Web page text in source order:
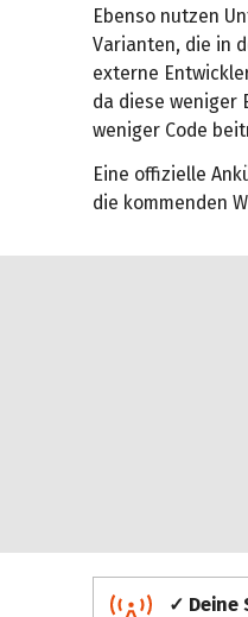
Ebenso nutzen
Varianten, die in
externe
da diese weniger
weniger Code
Eine offizielle
die kommenden
✓ Deine